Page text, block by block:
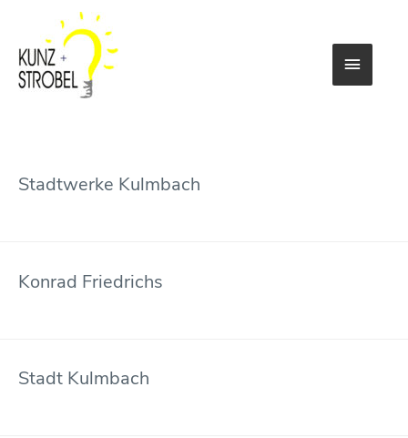
Logos Kunden
Stadtwerke Kulmbach
Konrad Friedrichs
Stadt Kulmbach